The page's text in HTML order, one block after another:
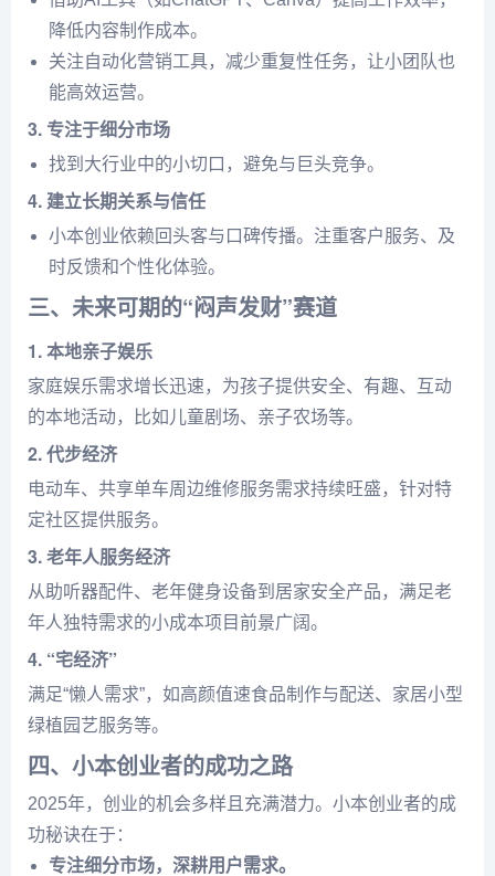
降低内容制作成本。
关注自动化营销工具，减少重复性任务，让小团队也
能高效运营。
3. 专注于细分市场
找到大行业中的小切口，避免与巨头竞争。
4. 建立长期关系与信任
小本创业依赖回头客与口碑传播。注重客户服务、及
时反馈和个性化体验。
三、未来可期的“闷声发财”赛道
1. 本地亲子娱乐
家庭娱乐需求增长迅速，为孩子提供安全、有趣、互动
的本地活动，比如儿童剧场、亲子农场等。
2. 代步经济
电动车、共享单车周边维修服务需求持续旺盛，针对特
定社区提供服务。
3. 老年人服务经济
从助听器配件、老年健身设备到居家安全产品，满足老
年人独特需求的小成本项目前景广阔。
4. “宅经济”
满足“懒人需求”，如高颜值速食品制作与配送、家居小型
绿植园艺服务等。
四、小本创业者的成功之路
2025年，创业的机会多样且充满潜力。小本创业者的成
功秘诀在于：
专注细分市场，深耕用户需求。